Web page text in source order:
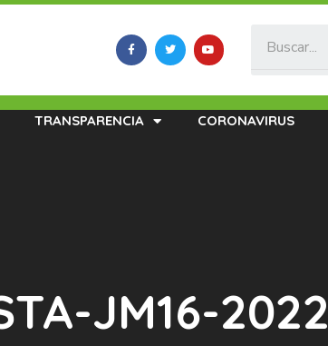
TRANSPARENCIA CORONAVIRUS
JM16-2022